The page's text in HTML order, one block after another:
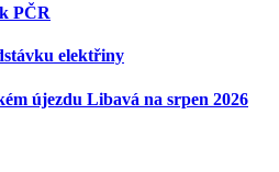
PČR
elektřiny
újezdu Libavá na srpen 2026